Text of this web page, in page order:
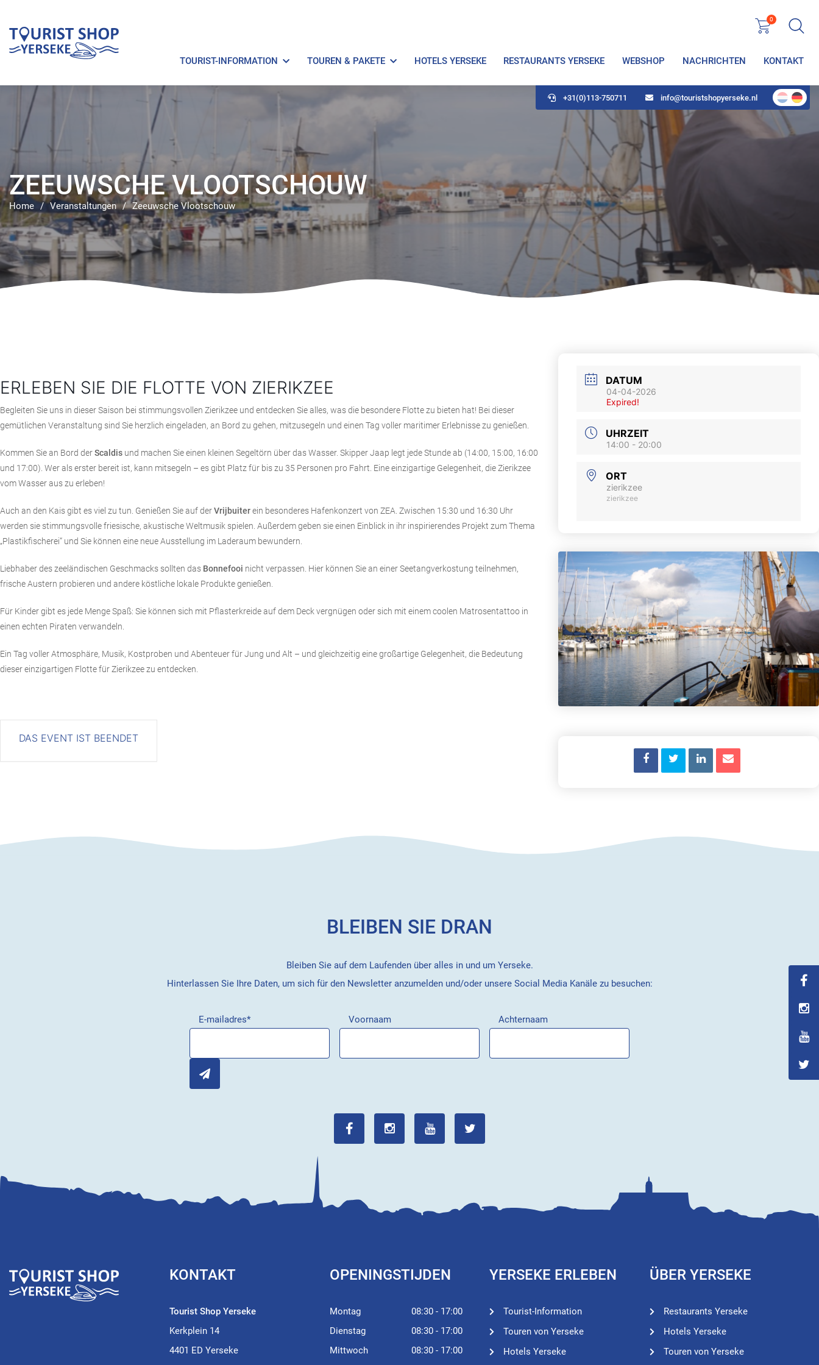
TOURIST-INFORMATION TOUREN & PAKETE HOTELS YERSEKE RESTAURANTS YERSEKE WEBSHOP NACHRICHTEN KONTAKT
0
+31(0)113-750711 info@touristshopyerseke.nl
ZEEUWSCHE VLOOTSCHOUW
Home / Veranstaltungen / Zeeuwsche Vlootschouw
ERLEBEN SIE DIE FLOTTE VON ZIERIKZEE
Begleiten Sie uns in dieser Saison bei stimmungsvollen Zierikzee und entdecken Sie alles, was die besondere Flotte zu bieten hat! Bei dieser
gemütlichen Veranstaltung sind Sie herzlich eingeladen, an Bord zu gehen, mitzusegeln und einen Tag voller maritimer Erlebnisse zu genießen.
Kommen Sie an Bord derScaldis und machen Sie einen kleinen Segeltörn über das Wasser. Skipper Jaap legt jede Stunde ab (14:00, 15:00, 16:00
und 17:00). Wer als erster bereit ist, kann mitsegeln – es gibt Platz für bis zu 35 Personen pro Fahrt. Eine einzigartige Gelegenheit, die Zierikzee
vom Wasser aus zu erleben!
Auch an den Kais gibt es viel zu tun. Genießen Sie auf derVrijbuiterein besonderes Hafenkonzert von ZEA. Zwischen 15:30 und 16:30 Uhr
werden sie stimmungsvolle friesische, akustische Weltmusik spielen. Außerdem geben sie einen Einblick in ihr inspirierendes Projekt zum Thema
„Plastikfischerei“ und Sie können eine neue Ausstellung im Laderaum bewundern.
Liebhaber des zeeländischen Geschmacks sollten das Bonnefooi nicht verpassen. Hier können Sie an einer Seetangverkostung teilnehmen,
frische Austern probieren und andere köstliche lokale Produkte genießen.
Für Kinder gibt es jede Menge Spaß: Sie können sich mit Pflasterkreide auf dem Deck vergnügen oder sich mit einem coolen Matrosentattoo in
einen echten Piraten verwandeln.
Ein Tag voller Atmosphäre, Musik, Kostproben und Abenteuer für Jung und Alt – und gleichzeitig eine großartige Gelegenheit, die Bedeutung
dieser einzigartigen Flotte für Zierikzee zu entdecken.
DAS EVENT IST BEENDET
DATUM
04-04-2026
Expired!
UHRZEIT
14:00 - 20:00
ORT
zierikzee
zierikzee
BLEIBEN SIE DRAN
Bleiben Sie auf dem Laufenden über alles in und um Yerseke.
Hinterlassen Sie Ihre Daten, um sich für den Newsletter anzumelden und/oder unsere Social Media Kanäle zu besuchen:
E-mailadres* Voornaam Achternaam
KONTAKT
Tourist Shop Yerseke
Kerkplein 14
4401 ED Yerseke
OPENINGSTIJDEN
Montag
08:30 - 17:00
Dienstag
08:30 - 17:00
Mittwoch
08:30 - 17:00
YERSEKE ERLEBEN
Tourist-Information
Touren von Yerseke
Hotels Yerseke
ÜBER YERSEKE
Restaurants Yerseke
Hotels Yerseke
Touren von Yerseke